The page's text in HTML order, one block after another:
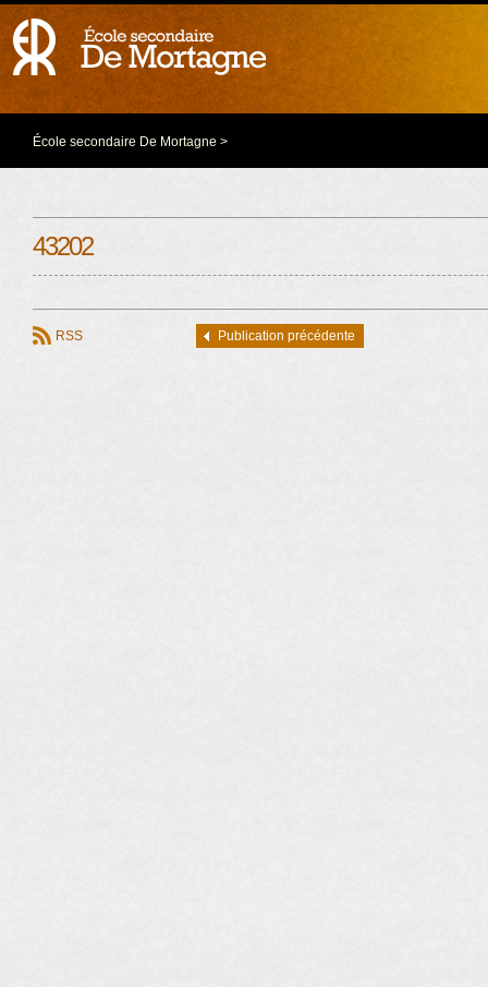
École secondaire De Mortagne >
43202
RSS Publication précédente